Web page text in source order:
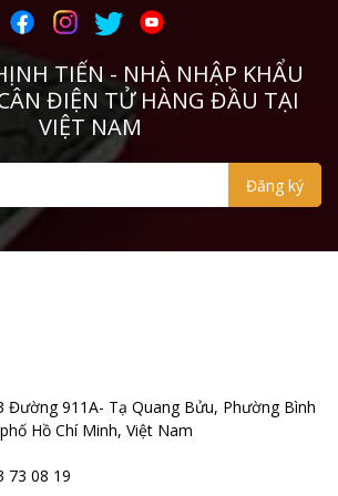
cho cân và làm ảnh hưởng đến
cân tiểu ly.
TIẾN - NHÀ NHẬP KHẨU
ĐIỆN TỬ HÀNG ĐẦU TẠI
VIỆT NAM
Đường 911A- Tạ Quang Bửu, Phường Bình
Hồ Chí Minh, Việt Nam
73 08 19